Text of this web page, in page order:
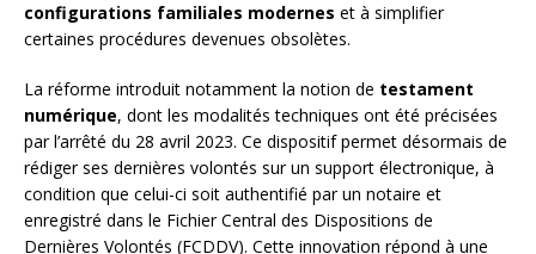
configurations familiales modernes et à simplifier
certaines procédures devenues obsolètes.
La réforme introduit notamment la notion de testament
numérique, dont les modalités techniques ont été précisées
par l’arrêté du 28 avril 2023. Ce dispositif permet désormais de
rédiger ses dernières volontés sur un support électronique, à
condition que celui-ci soit authentifié par un notaire et
enregistré dans le Fichier Central des Dispositions de
Dernières Volontés (FCDDV). Cette innovation répond à une